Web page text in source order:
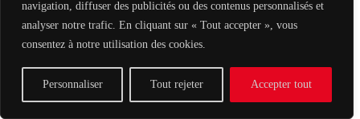
navigation, diffuser des publicités ou des contenus personnalisés et
analyser notre trafic. En cliquant sur « Tout accepter », vous
consentez à notre utilisation des cookies.
Personnaliser Tout rejeter Accepter tout